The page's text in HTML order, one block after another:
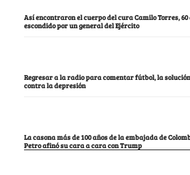
Así encontraron el cuerpo del cura Camilo Torres,
escondido por un general del Ejército
Regresar a la radio para comentar fútbol, la
contra la depresión
La casona más de 100 años de la embajada de
Petro afinó su cara a cara con Trump